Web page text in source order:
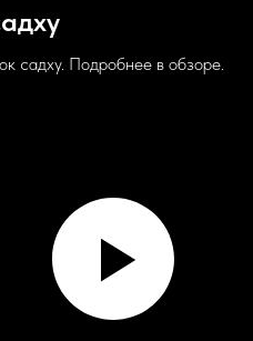
садху. Подробнее в обзоре.